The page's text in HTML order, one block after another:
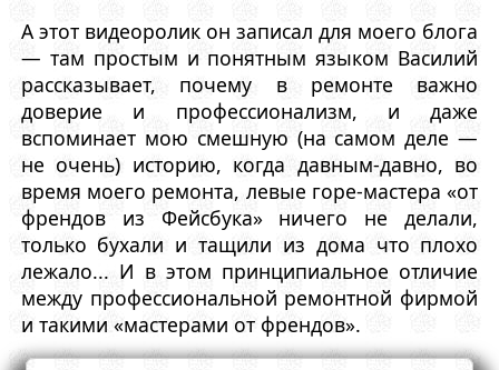
А этот видеоролик он записал для моего блога
— там простым и понятным языком Василий
рассказывает, почему в ремонте важно
доверие и профессионализм, и даже
вспоминает мою смешную (на самом деле —
не очень) историю, когда давным-давно, во
время моего ремонта, левые горе-мастера «от
френдов из Фейсбука» ничего не делали,
только бухали и тащили из дома что плохо
лежало... И в этом принципиальное отличие
между профессиональной ремонтной фирмой
и такими «мастерами от френдов».